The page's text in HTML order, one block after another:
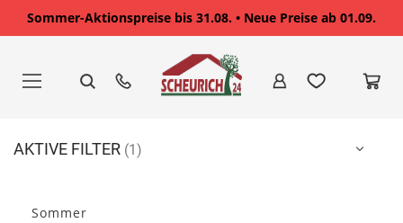
Sommer-Aktionspreise bis 31.08. • Neue Preise ab 01.09.
springen
Sommer
AKTIVE FILTER